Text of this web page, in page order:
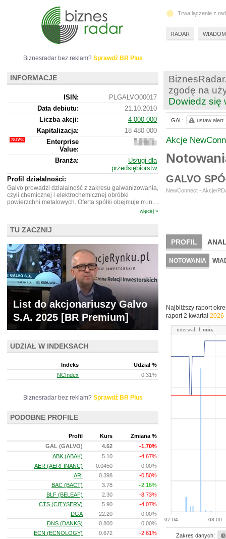
zgodę na
Dowiedz się
Akcje
GALVO
NewConnect - Akcje/
PROFIL
BR LAB
NOTOWANIA
Najbliższy raport
raport 2 kwartał
07:04 08:00
interwał: 1 min.
Zakres danych:
GAL: ustaw alert
Biznesradar bez reklam? Sprawdź BR Plus
INFORMACJE
ISIN:
PLGALVO00017
Data debiutu:
21.10.2010
Liczba akcji:
4 000 000
Kapitalizacja:
18 480 000
Enterprise
Value:
20
000
Branża:
Usługi dla
przedsiębiorstw
Profil działalności:
Galvo prowadzi działalność z zakresu galwanizowania,
czyli chemicznej i elektrochemicznej obróbki
powierzchni metalowych. Oferta spółki obejmuje m.in....
więcej »
TU ZACZNIJ
List do akcjonariuszy Galvo
S.A. 2025 [BR Premium]
UDZIAŁ W INDEKSACH
Indeks
Udział %
NCIndex
0.31%
Biznesradar bez reklam? Sprawdź BR Plus
PODOBNE PROFILE
Profil Kurs
Zmiana %
GAL (GALVO)
4.62
-1.70%
ABK (ABAK)
5.10
-4.67%
AER (AERFINANC)
0.0450
0.00%
ARI
0.398
-0.50%
BAC (BACT)
3.78
+2.16%
BLF (BELEAF)
2.30
-8.73%
CTS (CITYSERV)
5.90
-4.07%
DGA
22.20
0.00%
DNS (DANKS)
0.800
0.00%
ECN (ECNOLOGY)
0.672
-2.61%
Trwa łączenie z
RADAR